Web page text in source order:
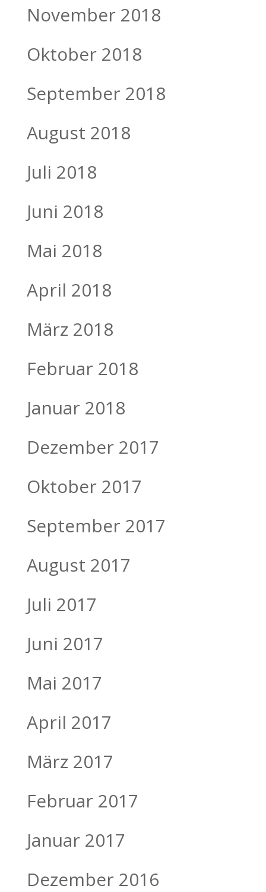
November 2018
Oktober 2018
September 2018
August 2018
Juli 2018
Juni 2018
Mai 2018
April 2018
März 2018
Februar 2018
Januar 2018
Dezember 2017
Oktober 2017
September 2017
August 2017
Juli 2017
Juni 2017
Mai 2017
April 2017
März 2017
Februar 2017
Januar 2017
Dezember 2016